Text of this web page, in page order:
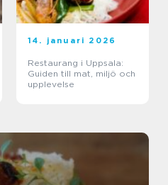
14. januari 2026
Restaurang i Uppsala:
Guiden till mat, miljö och
upplevelse